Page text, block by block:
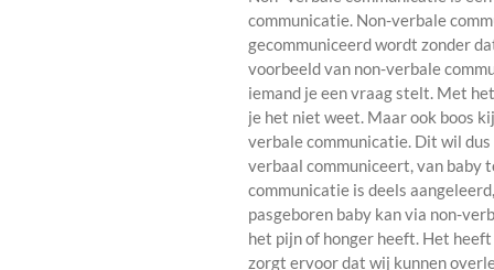
communicatie. Non-verbale
gecommuniceerd wordt zonder
voorbeeld van non-verbale
iemand je een vraag stelt. Met
je het niet weet. Maar ook boos
verbale communicatie. Dit wil
verbaal communiceert, van baby
communicatie is deels
pasgeboren baby kan via non-
het pijn of honger heeft. Het
zorgt ervoor dat wij kunnen